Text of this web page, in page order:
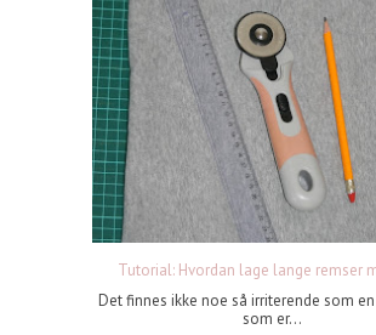
Tutorial: Hvordan lage lange remser
Det finnes ikke noe så irriterende som
som er...